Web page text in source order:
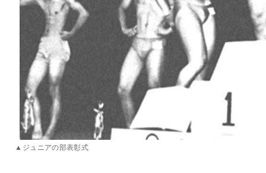
▲ジュニアの部表彰式